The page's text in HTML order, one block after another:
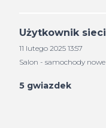
Użytkownik sieci
11 lutego 2025 13:57
Salon - samochody nowe
5 gwiazdek